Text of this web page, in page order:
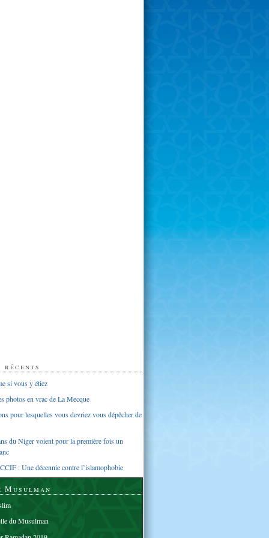
si vous y étiez
photos en vrac de La Mecque
pour lesquelles vous devriez vous dépêcher de
du Niger voient pour la première fois un
: Une décennie contre l’islamophobie
Musulman
du Musulman